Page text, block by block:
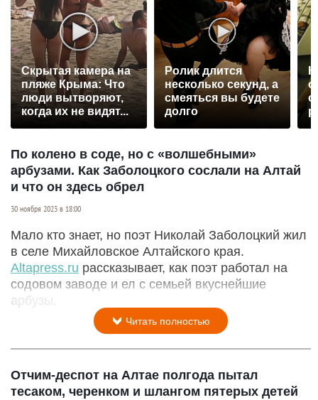
Скрытая камера на
пляже Крыма: Что
люди вытворяют,
когда их не видят...
Ролик длится
несколько секунд, а
смеяться вы будете
долго
По колено в соде, но с «волшебными»
арбузами. Как Заболоцкого сослали на Алтай
и что он здесь обрел
30 ноября 2023 в 18:00
Мало кто знает, но поэт Николай Заболоцкий жил
в селе Михайловское Алтайского края.
Altapress.ru рассказывает, как поэт работал на
содовом заводе и ел с семьей вкуснейшие
арбузы.
Читать полностью
Отчим-деспот на Алтае полгода пытал
тесаком, черенком и шлангом пятерых детей